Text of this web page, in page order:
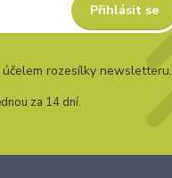
Přihlásit se
rozesílky newsletteru.
za 14 dní.